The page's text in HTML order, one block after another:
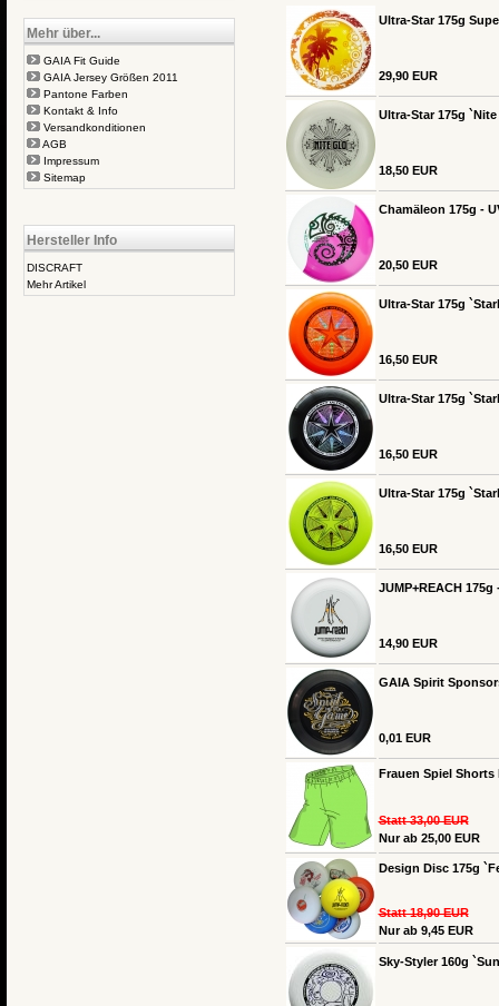
Mehr über...
GAIA Fit Guide
GAIA Jersey Größen 2011
Pantone Farben
Kontakt & Info
Versandkonditionen
AGB
Impressum
Sitemap
Hersteller Info
DISCRAFT
Mehr Artikel
Ultra-Star 175g
29,90 EUR
Ultra-Star 175g
18,50 EUR
Chamäleon 175g -
20,50 EUR
Ultra-Star 175g
16,50 EUR
Ultra-Star 175g
16,50 EUR
Ultra-Star 175g
16,50 EUR
JUMP+REACH 175g
14,90 EUR
GAIA Spirit
0,01 EUR
Frauen Spiel Shorts
Statt 33,00 EUR
Nur ab 25,00 EUR
Design Disc 175g
Statt 18,90 EUR
Nur ab 9,45 EUR
Sky-Styler 160g